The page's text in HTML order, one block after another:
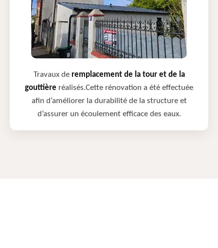
Travaux de remplacement de la tour et de la
gouttière réalisés.Cette rénovation a été effectuée
afin d’améliorer la durabilité de la structure et
d’assurer un écoulement efficace des eaux.